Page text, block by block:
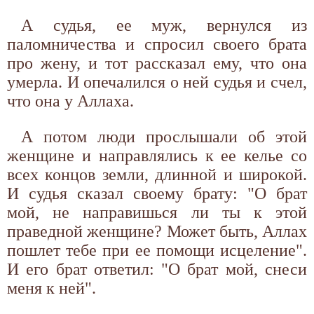
А судья, ее муж, вернулся из
паломничества и спросил своего брата
про жену, и тот рассказал ему, что она
умерла. И опечалился о ней судья и счел,
что она у Аллаха.
А потом люди прослышали об этой
женщине и направлялись к ее келье со
всех концов земли, длинной и широкой.
И судья сказал своему брату: "О брат
мой, не направишься ли ты к этой
праведной женщине? Может быть, Аллах
пошлет тебе при ее помощи исцеление".
И его брат ответил: "О брат мой, снеси
меня к ней".